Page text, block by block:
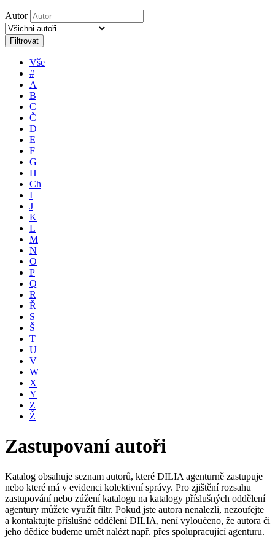
Autor
Filtrovat
Vše
#
A
B
C
Č
D
E
F
G
H
Ch
I
J
K
L
M
N
O
P
Q
R
Ř
S
Š
T
U
V
W
X
Y
Z
Ž
Zastupovaní autoři
Katalog obsahuje seznam autorů, které DILIA agenturně zastupuje
nebo které má v evidenci kolektivní správy. Pro zjištění rozsahu
zastupování nebo zúžení katalogu na katalogy příslušných oddělení
agentury můžete využít filtr. Pokud jste autora nenalezli, nezoufejte
a kontaktujte příslušné oddělení DILIA, není vyloučeno, že autora či
jeho dědice budeme umět nalézt např. přes spolupracující agenturu.